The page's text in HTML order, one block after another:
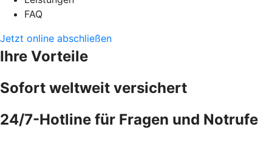
FAQ
Jetzt online abschließen
Ihre Vorteile
Sofort weltweit versichert
24/7-Hotline für Fragen und Notrufe